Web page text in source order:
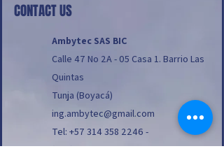
CONTACT US
Ambytec SAS BIC
Calle 47 No 2A - 05 Casa 1. Barrio Las
Quintas
Tunja (Boyacá)
ing.ambytec@gmail.com
Tel: +57 314 358 2246 -
(608) 7402665